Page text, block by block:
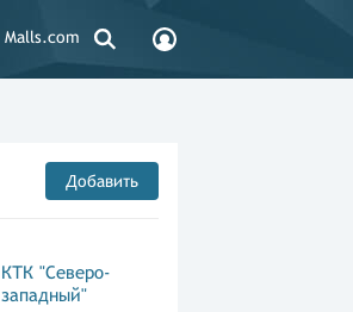
Malls.com
Добавить
КТК "Северо-
западный"